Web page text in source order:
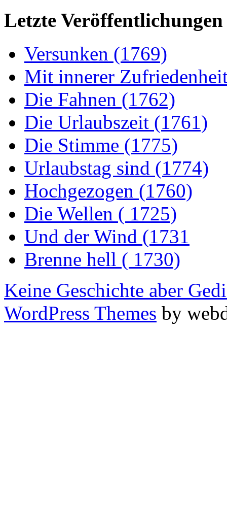
Letzte Veröffentlichungen
Versunken (1769)
Mit innerer
Die Fahnen (1762)
Die Urlaubszeit (1761)
Die Stimme (1775)
Urlaubstag sind (1774)
Hochgezogen (1760)
Die Wellen ( 1725)
Und der Wind (1731
Brenne hell ( 1730)
Keine Geschichte aber
WordPress Themes by